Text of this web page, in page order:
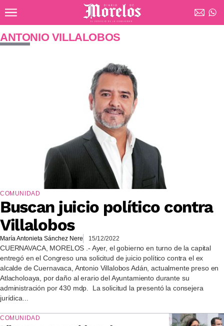
Diario de Morelos
ANTONIO VILLALOBOS
COMUNIDAD
Buscan juicio político contra
Villalobos
María Antonieta Sánchez Nere 15/12/2022
CUERNAVACA, MORELOS .- Ayer, el gobierno en turno de la capital
entregó en el Congreso una solicitud de juicio político contra el ex
alcalde de Cuernavaca, Antonio Villalobos Adán, actualmente preso en
Atlacholoaya, por daño al erario del Ayuntamiento durante su
administración por 430 mdp. La solicitud la presentó la consejera
jurídica...
COMUNIDAD